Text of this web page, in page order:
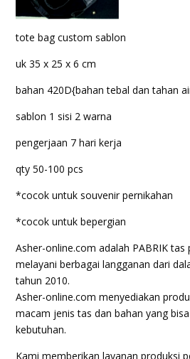
tote bag custom sablon
uk 35 x 25 x 6 cm
bahan 420D{bahan tebal dan tahan
sablon 1 sisi 2 warna
pengerjaan 7 hari kerja
qty 50-100 pcs
*cocok untuk souvenir pernikahan
*cocok untuk bepergian
Asher-online.com adalah PABRIK tas
melayani berbagai langganan dari
tahun 2010.
Asher-online.com menyediakan
macam jenis tas dan bahan yang
kebutuhan.
Kami memberikan layanan produksi